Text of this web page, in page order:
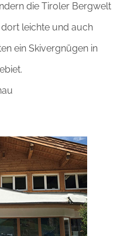
die Tiroler Bergwelt
leichte und auch
ein Skivergnügen in